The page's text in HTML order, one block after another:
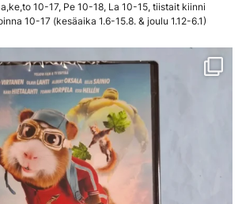
10-17, Pe 10-18, La 10-15, tiistait kiinni
10-17 (kesäaika 1.6-15.8. & joulu 1.12-6.1)
porinvideodivari
Maalis 27